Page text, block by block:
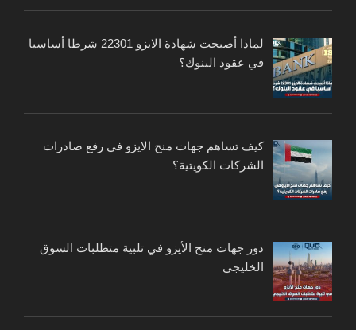
لماذا أصبحت شهادة الايزو 22301 شرطا أساسيا
في عقود البنوك؟
كيف تساهم جهات منح الايزو في رفع صادرات
الشركات الكويتية؟
دور جهات منح الأيزو في تلبية متطلبات السوق
الخليجي